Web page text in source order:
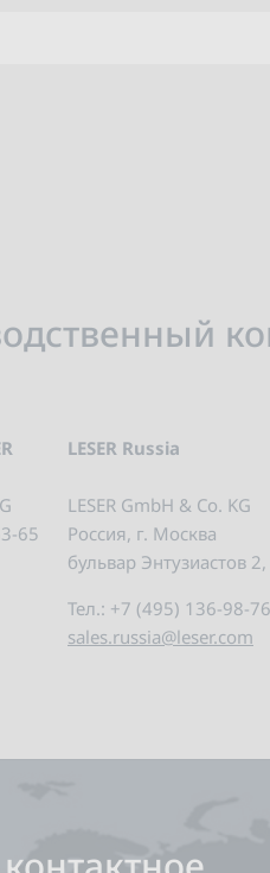
65
LESER Russia
LESER GmbH & Co. KG
Россия, г. Москва
бульвар Энтузиастов
Тел.: +7 (495) 136-98-76
sales.russia@leser.com